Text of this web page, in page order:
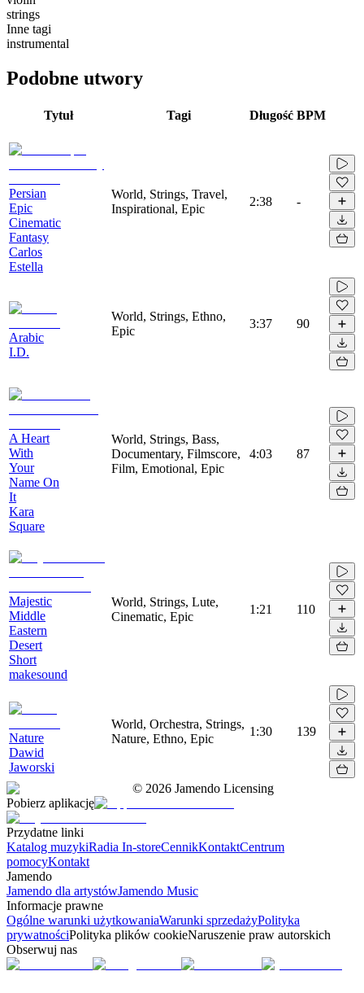
strings
Inne tagi
instrumental
Podobne utwory
Tytuł Tagi Długość BPM
Persian
Epic
Cinematic
Fantasy
Carlos
Estella
World, Strings, Travel,
Inspirational, Epic
2:38 -
Arabic
I.D.
World, Strings, Ethno,
Epic
3:37 90
A Heart
With
Your
Name On
It
Kara
Square
World, Strings, Bass,
Documentary, Filmscore,
Film, Emotional, Epic
4:03 87
Majestic
Middle
Eastern
Desert
Short
makesound
World, Strings, Lute,
Cinematic, Epic
1:21 110
Nature
Dawid
Jaworski
World, Orchestra, Strings,
Nature, Ethno, Epic
1:30 139
© 2026 Jamendo Licensing
Pobierz aplikację
Przydatne linki
Katalog muzykiRadia In-storeCennikKontaktCentrum
pomocyKontakt
Jamendo
Jamendo dla artystówJamendo Music
Informacje prawne
Ogólne warunki użytkowaniaWarunki sprzedażyPolityka
prywatnościPolityka plików cookieNaruszenie praw autorskich
Obserwuj nas